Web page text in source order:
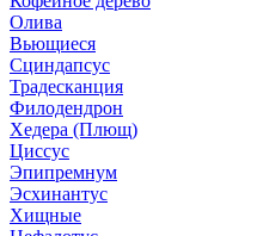
Олива
Вьющиеся
Сциндапсус
Традесканция
Филодендрон
Хедера (Плющ)
Циссус
Эпипремнум
Эсхинантус
Хищные